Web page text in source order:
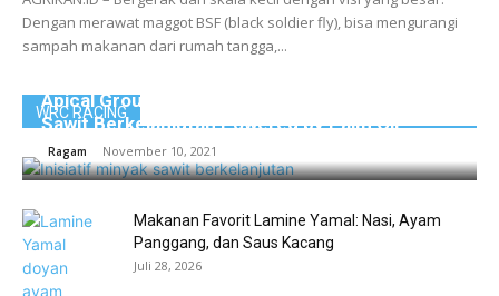
Dengan merawat maggot BSF (black soldier fly), bisa mengurangi
sampah makanan dari rumah tangga,...
WRC RACING
Apical Group Meluncurkan Inisiatif Minyak
Sawit Berkelanjutan Powered by Palm Oil
Ragam November 10, 2021
Makanan Favorit Lamine Yamal: Nasi, Ayam
Panggang, dan Saus Kacang
Juli 28, 2026